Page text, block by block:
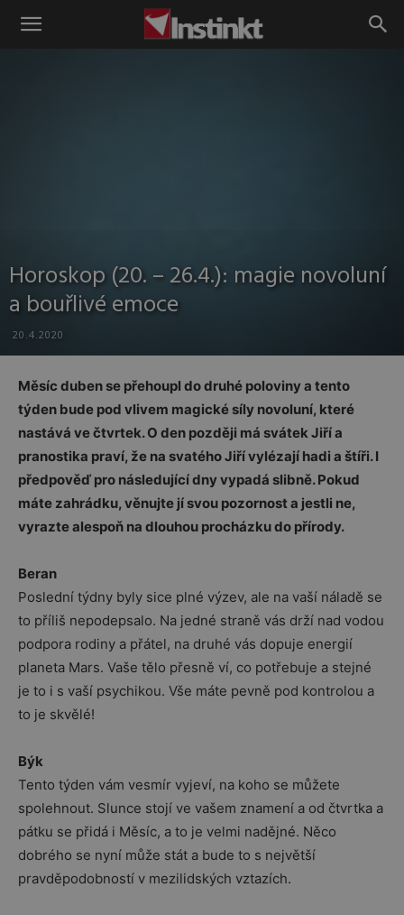
Instinkt
Horoskop (20. – 26.4.): magie novoluní
a bouřlivé emoce
20.4.2020
Měsíc duben se přehoupl do druhé poloviny a tento
týden bude pod vlivem magické síly novoluní, které
nastává ve čtvrtek. O den později má svátek Jiří a
pranostika praví, že na svatého Jiří vylézají hadi a štíři. I
předpověď pro následující dny vypadá slibně. Pokud
máte zahrádku, věnujte jí svou pozornost a jestli ne,
vyrazte alespoň na dlouhou procházku do přírody.
Beran
Poslední týdny byly sice plné výzev, ale na vaší náladě se
to příliš nepodepsalo. Na jedné straně vás drží nad vodou
podpora rodiny a přátel, na druhé vás dopuje energií
planeta Mars. Vaše tělo přesně ví, co potřebuje a stejné
je to i s vaší psychikou. Vše máte pevně pod kontrolou a
to je skvělé!
Býk
Tento týden vám vesmír vyjeví, na koho se můžete
spolehnout. Slunce stojí ve vašem znamení a od čtvrtka a
pátku se přidá i Měsíc, a to je velmi nadějné. Něco
dobrého se nyní může stát a bude to s největší
pravděpodobností v mezilidských vztazích.